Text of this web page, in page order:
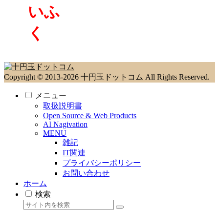
いふ
く
Copyright © 2013-2026 十円玉ドットコム All Rights Reserved.
メニュー
取扱説明書
Open Source & Web Products
AI Nagivation
MENU
雑記
IT関連
プライバシーポリシー
お問い合わせ
ホーム
検索